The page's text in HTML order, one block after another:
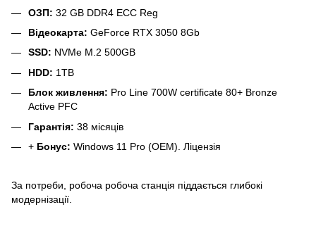
ОЗП: 32 GB DDR4 ECC Reg
Відеокарта: GeForce RTX 3050 8Gb
SSD: NVMe M.2 500GB
HDD: 1TB
Блок живлення: Pro Line 700W certificate 80+ Bronze
Active PFC
Гарантія: 38 місяців
+ Бонус: Windows 11 Pro (OEM). Ліцензія
За потреби, робоча робоча станція піддається глибокі
модернізації.